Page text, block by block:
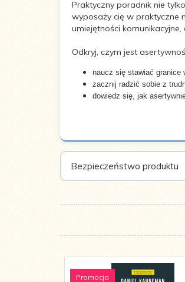
Praktyczny poradnik nie
wyposaży cię w praktyczne
umiejętności
Odkryj, czym jest
naucz się stawiać granice
zacznij radzić sobie z
dowiedz się, jak
Liczba stron: 232
Oprawa: Miękka
Rok
wydania:
2014
Bezpieczeństwo produktu
Promocja